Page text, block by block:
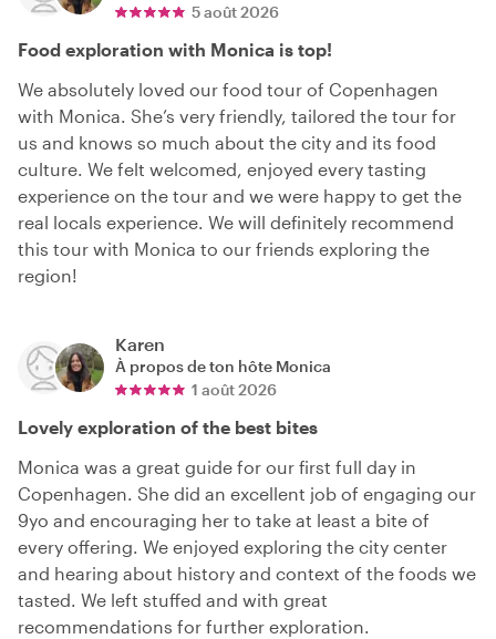
5 août 2026
Food exploration with Monica is top!
We absolutely loved our food tour of Copenhagen
with Monica. She’s very friendly, tailored the tour for
us and knows so much about the city and its food
culture. We felt welcomed, enjoyed every tasting
experience on the tour and we were happy to get the
real locals experience. We will definitely recommend
this tour with Monica to our friends exploring the
region!
Karen
À propos de ton hôte Monica
1 août 2026
Lovely exploration of the best bites
Monica was a great guide for our first full day in
Copenhagen. She did an excellent job of engaging our
9yo and encouraging her to take at least a bite of
every offering. We enjoyed exploring the city center
and hearing about history and context of the foods we
tasted. We left stuffed and with great
recommendations for further exploration.